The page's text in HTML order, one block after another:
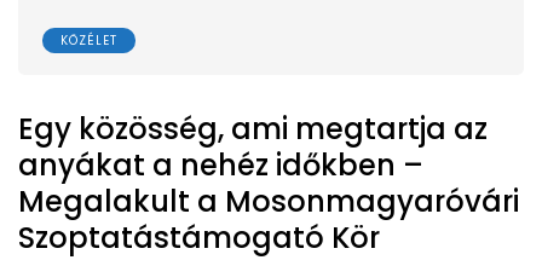
KÖZÉLET
Egy közösség, ami megtartja az
anyákat a nehéz időkben –
Megalakult a Mosonmagyaróvári
Szoptatástámogató Kör